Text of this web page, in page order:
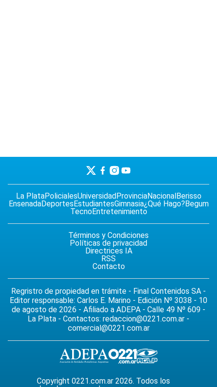
La PlataPolicialesUniversidadProvinciaNacionalBerisso
EnsenadaDeportesEstudiantesGimnasia¿Qué Hago?Begum
TecnoEntretenimiento
Términos y Condiciones
Políticas de privacidad
Directrices IA
RSS
Contacto
Regristro de propiedad en trámite - Final Contenidos SA -
Editor responsable: Carlos E. Marino - Edición Nº 3038 - 10
de agosto de 2026 - Afiliado a ADEPA - Calle 49 Nº 609 -
La Plata - Contactos: redaccion@0221.com.ar -
comercial@0221.com.ar
Copyright 0221.com.ar 2026. Todos los